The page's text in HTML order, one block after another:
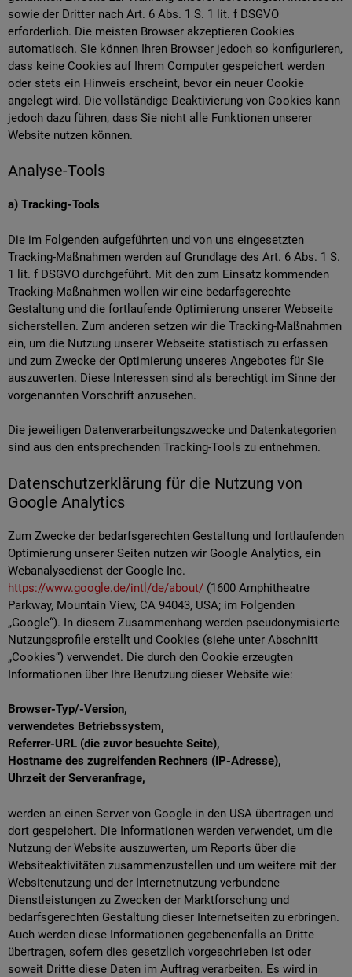
sowie der Dritter nach Art. 6 Abs. 1 S. 1 lit. f DSGVO
erforderlich. Die meisten Browser akzeptieren Cookies
automatisch. Sie können Ihren Browser jedoch so konfigurieren,
dass keine Cookies auf Ihrem Computer gespeichert werden
oder stets ein Hinweis erscheint, bevor ein neuer Cookie
angelegt wird. Die vollständige Deaktivierung von Cookies kann
jedoch dazu führen, dass Sie nicht alle Funktionen unserer
Website nutzen können.
Analyse-Tools
a) Tracking-Tools
Die im Folgenden aufgeführten und von uns eingesetzten
Tracking-Maßnahmen werden auf Grundlage des Art. 6 Abs. 1 S.
1 lit. f DSGVO durchgeführt. Mit den zum Einsatz kommenden
Tracking-Maßnahmen wollen wir eine bedarfsgerechte
Gestaltung und die fortlaufende Optimierung unserer Webseite
sicherstellen. Zum anderen setzen wir die Tracking-Maßnahmen
ein, um die Nutzung unserer Webseite statistisch zu erfassen
und zum Zwecke der Optimierung unseres Angebotes für Sie
auszuwerten. Diese Interessen sind als berechtigt im Sinne der
vorgenannten Vorschrift anzusehen.
Die jeweiligen Datenverarbeitungszwecke und Datenkategorien
sind aus den entsprechenden Tracking-Tools zu entnehmen.
Datenschutzerklärung für die Nutzung von
Google Analytics
Zum Zwecke der bedarfsgerechten Gestaltung und fortlaufenden
Optimierung unserer Seiten nutzen wir Google Analytics, ein
Webanalysedienst der Google Inc.
https://www.google.de/intl/de/about/ (1600 Amphitheatre
Parkway, Mountain View, CA 94043, USA; im Folgenden
„Google“). In diesem Zusammenhang werden pseudonymisierte
Nutzungsprofile erstellt und Cookies (siehe unter Abschnitt
„Cookies“) verwendet. Die durch den Cookie erzeugten
Informationen über Ihre Benutzung dieser Website wie:
Browser-Typ/-Version,
verwendetes Betriebssystem,
Referrer-URL (die zuvor besuchte Seite),
Hostname des zugreifenden Rechners (IP-Adresse),
Uhrzeit der Serveranfrage,
werden an einen Server von Google in den USA übertragen und
dort gespeichert. Die Informationen werden verwendet, um die
Nutzung der Website auszuwerten, um Reports über die
Websiteaktivitäten zusammenzustellen und um weitere mit der
Websitenutzung und der Internetnutzung verbundene
Dienstleistungen zu Zwecken der Marktforschung und
bedarfsgerechten Gestaltung dieser Internetseiten zu erbringen.
Auch werden diese Informationen gegebenenfalls an Dritte
übertragen, sofern dies gesetzlich vorgeschrieben ist oder
soweit Dritte diese Daten im Auftrag verarbeiten. Es wird in